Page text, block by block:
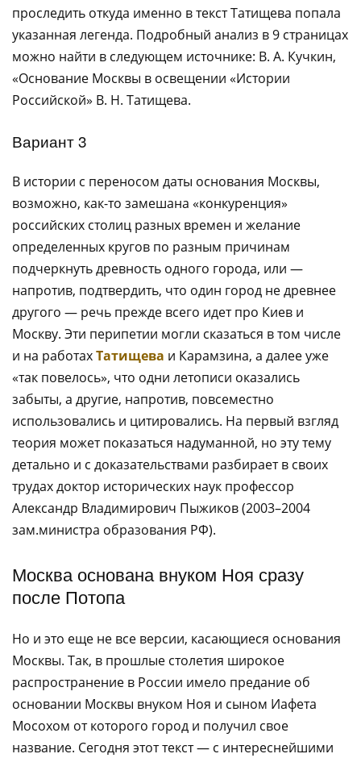
проследить откуда именно в текст Татищева попала
указанная легенда. Подробный анализ в 9 страницах
можно найти в следующем источнике: В. А. Кучкин,
«Основание Москвы в освещении «Истории
Российской» В. Н. Татищева.
Вариант 3
В истории с переносом даты основания Москвы,
возможно, как-то замешана «конкуренция»
российских столиц разных времен и желание
определенных кругов по разным причинам
подчеркнуть древность одного города, или —
напротив, подтвердить, что один город не древнее
другого — речь прежде всего идет про Киев и
Москву. Эти перипетии могли сказаться в том числе
и на работахТатищева и Карамзина, а далее уже
«так повелось», что одни летописи оказались
забыты, а другие, напротив, повсеместно
использовались и цитировались. На первый взгляд
теория может показаться надуманной, но эту тему
детально и с доказательствами разбирает в своих
трудах доктор исторических наук профессор
Александр Владимирович Пыжиков (2003–2004
зам.министра образования РФ).
Москва основана внуком Ноя сразу
после Потопа
Но и это еще не все версии, касающиеся основания
Москвы. Так, в прошлые столетия широкое
распространение в России имело предание об
основании Москвы внуком Ноя и сыном Иафета
Мосохом от которого город и получил свое
название. Сегодня этот текст — с интереснейшими